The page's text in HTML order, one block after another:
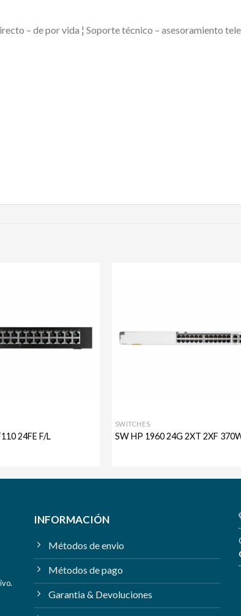
– de por vida ¦ Soporte técnico – asesoramiento
24FE F/L
SWITCHES
SW HP 1960 24G 2XT 2XF
INFORMACIÓN
Métodos de envio
Métodos de pago
Garantia & Devoluciones